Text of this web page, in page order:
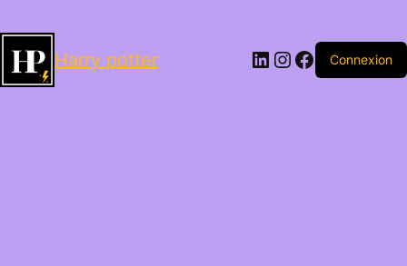
Harry potter LinkedIn
Instagram
Facebook
Connexion